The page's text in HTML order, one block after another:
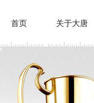
首页 关于大唐